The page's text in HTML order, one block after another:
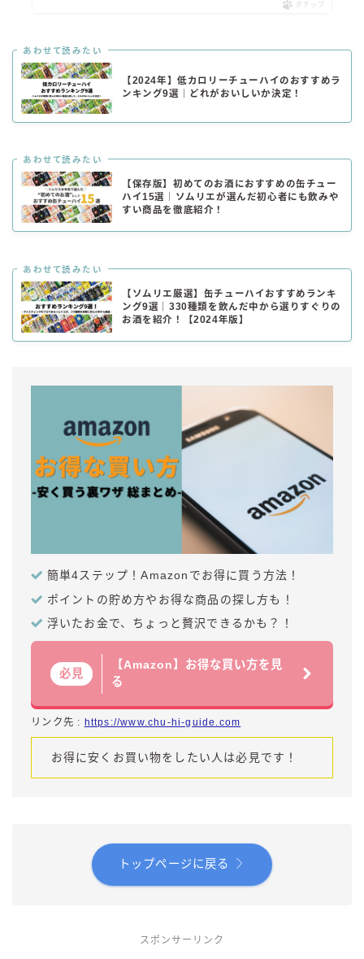
ポチップ
あわせて読みたい
【2024年】低カロリーチューハイのおすすめラ
ンキング9選｜どれがおいしいか決定！
あわせて読みたい
【保存版】初めてのお酒におすすめの缶チュー
ハイ15選｜ソムリエが選んだ初心者にも飲みや
すい商品を徹底紹介！
あわせて読みたい
【ソムリエ厳選】缶チューハイおすすめランキ
ング9選｜330種類を飲んだ中から選りすぐりの
お酒を紹介！【2024年版】
簡単4ステップ！Amazonでお得に買う方法！
ポイントの貯め方やお得な商品の探し方も！
浮いたお金で、ちょっと贅沢できるかも？！
必見
【Amazon】お得な買い方を見
る
リンク先 : https://www.chu-hi-guide.com
お得に安くお買い物をしたい人は必見です！
トップページに戻る
スポンサーリンク